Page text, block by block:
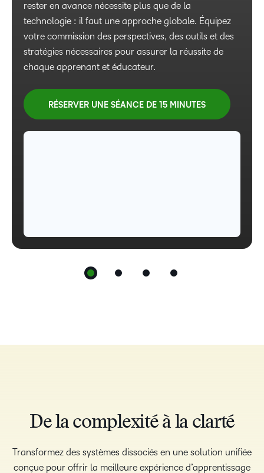
rester en avance nécessite plus que de la
technologie : il faut une approche globale. Équipez
votre commission des perspectives, des outils et des
stratégies nécessaires pour assurer la réussite de
chaque apprenant et éducateur.
RÉSERVER UNE SÉANCE DE 15 MINUTES
plateforme unifiée.
RÉSERVER UNE SÉANCE DE 15 MINUTES
parents/tuteurs des mises à jour utiles et opportunes.
RÉSERVER UNE SÉANCE DE 15 MINUTES
et des commentaires en temps réel pour rester
motivé et sur la bonne voie.
RÉSERVER UNE SÉANCE DE 15 MINUTES
De la complexité à la clarté
Transformez des systèmes dissociés en une solution unifiée
conçue pour offrir la meilleure expérience d’apprentissage